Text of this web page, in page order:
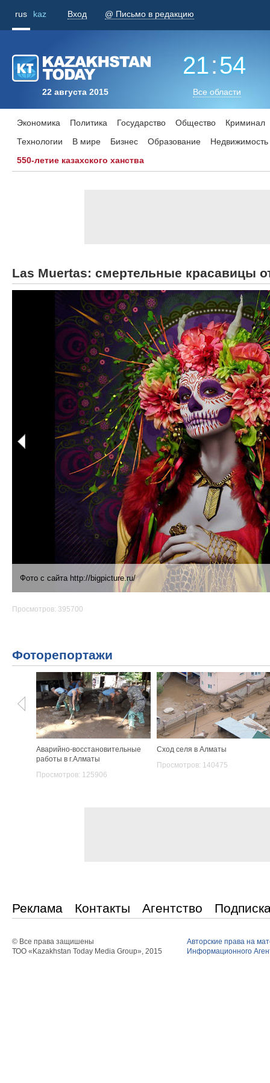
rus kaz Вход @ Письмо в редакцию
22 августа 2015
21:54
Все области
Экономика Политика Государство Общество
Криминал
Технологии
В мире Бизнес Образование
Недвижимость
550-летие казахского ханства
Las Muertas: смертельные красавицы
Фото с сайта http://bigpicture.ru/
Просмотров: 395700
Фоторепортажи
Аварийно-восстановительные
работы в г.Алматы
Просмотров: 125906
Сход селя в Алматы
Просмотров: 140475
Реклама Контакты Агентство
© Все права защишены
ТОО «Kazakhstan Today Media Group», 2015
Авторские права на
Информационного